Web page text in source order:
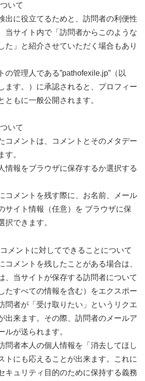
いて
出に役立てるためと、訪問者の利便性
当サイト内で「訪問者からこのような
た」と紹介させていただく場合もあり
の管理人である”pathofexile.jp”（以
ます。）に承認されると、プロフィー
ともに一般公開されます。
いて
コメントは、コメントとそのメタデー
す。
情報をブラウザに保存するか選択する
コメントを残す際に、お名前、メール
サイト情報（任意）を ブラウザに保
択できます。
メントに対してできることについて
コメントを残したことがある場合は、
、当サイトが保存する訪問者について
たすべての情報を含む）をエクスポー
問者が「受け取りたい」というリクエ
出来ます。その際、訪問者のメールア
ルが送られます。
問者本人の個人情報を「消去してほし
トにも応えることが出来ます。これに
キュリティ目的のために保持する義務